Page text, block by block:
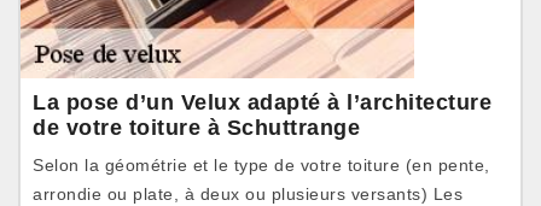
La pose d’un Velux adapté à l’architecture
de votre toiture à Schuttrange
Selon la géométrie et le type de votre toiture (en pente,
arrondie ou plate, à deux ou plusieurs versants) Les